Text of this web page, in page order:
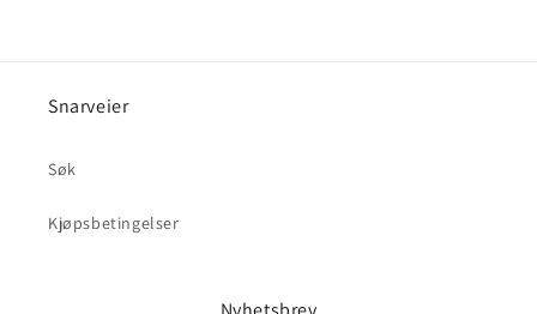
Snarveier
Søk
Kjøpsbetingelser